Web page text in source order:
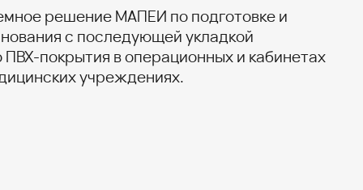
решение МАПЕИ по подготовке и
с последующей укладкой
покрытия в операционных и кабинетах
учреждениях.